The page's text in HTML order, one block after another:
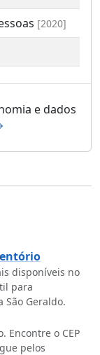
[2020]
e dados
disponíveis no
para
São Geraldo.
Encontre o CEP
pelos